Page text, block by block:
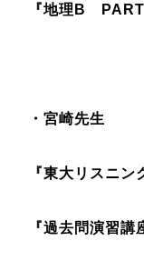
『地理B PART
・宮崎先生
『東大リスニン
『過去問演習講